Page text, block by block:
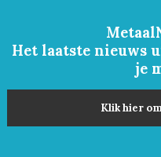
Het laatste nieuws
je
Klik hier